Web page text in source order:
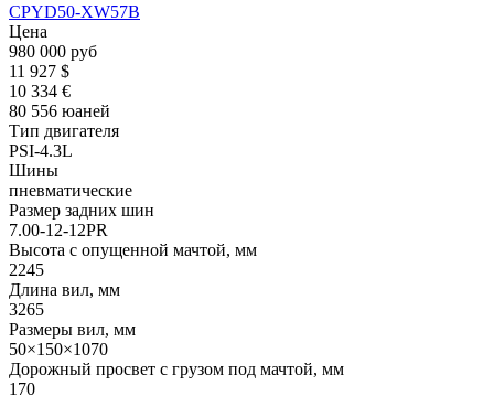
CPYD50-XW57B
Цена
980 000 руб
11 927 $
10 334 €
80 556 юаней
Тип двигателя
PSI-4.3L
Шины
пневматические
Размер задних шин
7.00-12-12PR
Высота с опущенной мачтой, мм
2245
Длина вил, мм
3265
Размеры вил, мм
50×150×1070
Дорожный просвет с грузом под мачтой, мм
170